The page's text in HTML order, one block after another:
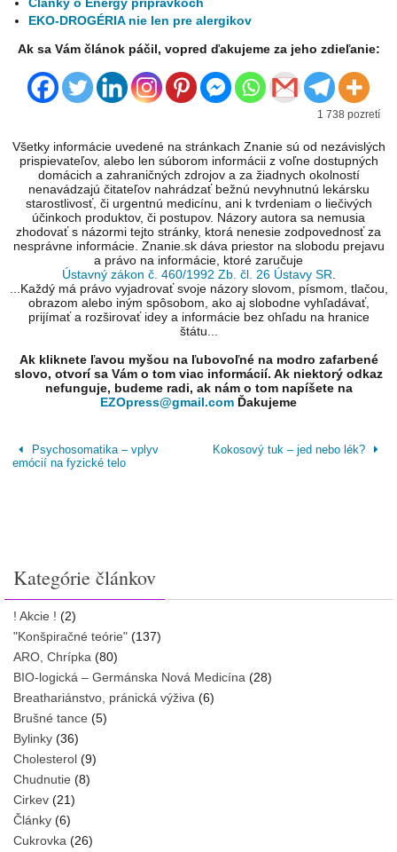
Články o Energy prípravkoch
EKO-DROGÉRIA nie len pre alergikov
Ak sa Vám článok páčil, vopred ďakujeme za jeho zdieľanie:
1 738 pozretí
Všetky informácie uvedené na stránkach Znanie sú od nezávislých
prispievateľov, alebo len súborom informácii z voľne dostupných
domácich a zahraničných zdrojov a za žiadnych okolností
nenavádzajú čitateľov nahrádzať bežnú nevyhnutnú lekársku
starostlivosť, či urgentnú medicínu, ani k tvrdeniam o liečivých
účinkoch produktov, či postupov. Názory autora sa nemusia
zhodovať s názormi tejto stránky, ktorá nenesie zodpovednosť za
nesprávne informácie. Znanie.sk dáva priestor na slobodu prejavu
a právo na informácie, ktoré zaručuje
Ústavný zákon č. 460/1992 Zb. čl. 26 Ústavy SR.
...Každý má právo vyjadrovať svoje názory slovom, písmom, tlačou,
obrazom alebo iným spôsobom, ako aj slobodne vyhľadávať,
prijímať a rozširovať idey a informácie bez ohľadu na hranice
štátu...
Ak kliknete ľavou myšou na ľubovoľné na modro zafarbené
slovo, otvorí sa Vám o tom viac informácií. Ak niektorý odkaz
nefunguje, budeme radi, ak nám o tom napíšete na
EZOpress@gmail.com Ďakujeme
Psychosomatika – vplyv
emócií na fyzické telo
Kokosový tuk – jed nebo lék?
Kategórie článkov
! Akcie ! (2)
"Konšpiračné teórie" (137)
ARO, Chrípka (80)
BIO-logická – Germánska Nová Medicína (28)
Breathariánstvo, pránická výživa (6)
Brušné tance (5)
Bylinky (36)
Cholesterol (9)
Chudnutie (8)
Cirkev (21)
Články (6)
Cukrovka (26)